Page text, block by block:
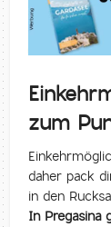
zum
daher pack
in den
In Pregasina